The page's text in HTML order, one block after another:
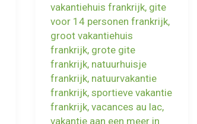
vakantiehuis frankrijk, gite
voor 14 personen frankrijk,
groot vakantiehuis
frankrijk, grote gite
frankrijk, natuurhuisje
frankrijk, natuurvakantie
frankrijk,sportieve vakantie
frankrijk,vacances au lac,
vakantie aan een meer in